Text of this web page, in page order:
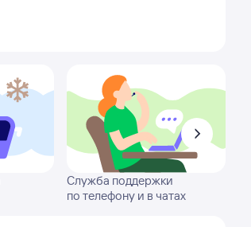
Служба поддержки
по телефону и в чатах